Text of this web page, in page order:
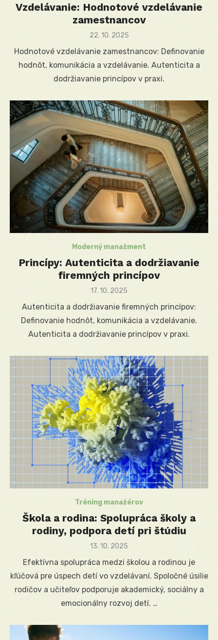
Vzdelávanie: Hodnotové vzdelávanie
zamestnancov
Posted
22. 10. 2025
Hodnotové vzdelávanie zamestnancov: Definovanie
hodnôt, komunikácia a vzdelávanie. Autenticita a
dodržiavanie princípov v praxi.
Moderný manažment
Princípy: Autenticita a dodržiavanie
firemných princípov
Posted
17. 10. 2025
Autenticita a dodržiavanie firemných princípov:
Definovanie hodnôt, komunikácia a vzdelávanie.
Autenticita a dodržiavanie princípov v praxi.
Tréning manažérov
Škola a rodina: Spolupráca školy a
rodiny, podpora detí pri štúdiu
Posted
13. 10. 2025
Efektívna spolupráca medzi školou a rodinou je
kľúčová pre úspech detí vo vzdelávaní. Spoločné úsilie
rodičov a učiteľov podporuje akademický, sociálny a
emocionálny rozvoj detí. …